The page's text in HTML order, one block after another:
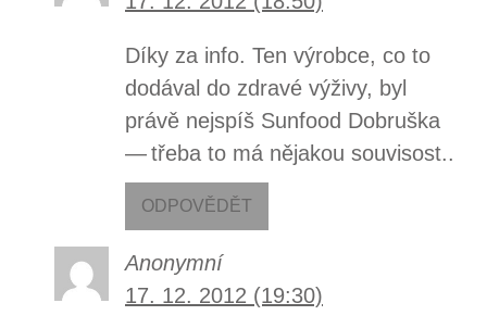
Díky za info. Ten výrobce, co to
dodával do zdravé výživy, byl
právě nejspíš Sunfood Dobruška
— třeba to má nějakou souvisost..
ODPOVĚDĚT
Anonymní
17. 12. 2012 (19:30)